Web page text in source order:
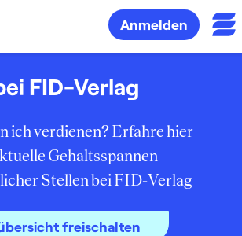
Anmelden
FID-Verlag
ich verdienen? Erfahre hier
Gehaltsspannen
Stellen bei FID-Verlag
freischalten